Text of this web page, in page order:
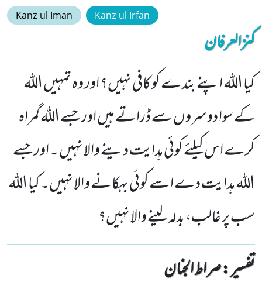
Kanz ul Iman Kanz ul Irfan
کنزالعرفان
کیا اللہ اپنے بندے کو کافی نہیں؟ اور وہ تمہیں اللہ
کے سوا دوسروں سے ڈراتے ہیں اور جسے اللہ گمراہ
کرے اس کیلئے کوئی ہدایت دینے والا نہیں ۔ اور جسے
اللہ ہدایت دے اسے کوئی بہکانے والا نہیں۔ کیا اللہ
سب پر غالب، بدلہ لینے والا نہیں؟
تفسیر : ‎صراط الجنان